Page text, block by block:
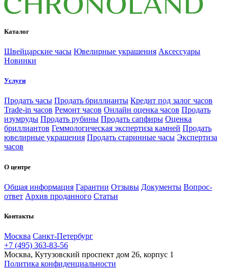
Каталог
Швейцарские часы Ювелирные украшения Аксессуары
Новинки
Услуги
Продать часы Продать бриллианты Кредит под залог часов
Trade-in часов Ремонт часов Онлайн оценка часов Продать
изумруды Продать рубины Продать сапфиры Оценка
бриллиантов Геммологическая экспертиза камней Продать
ювелирные украшения Продать старинные часы Экспертиза
часов
О центре
Общая информация Гарантии Отзывы Документы Вопрос-
ответ Архив проданного Статьи
Контакты
Москва Санкт-Петербург
+7 (495) 363-83-56
Москва, Кутузовский проспект дом 26, корпус 1
Политика конфиденциальности